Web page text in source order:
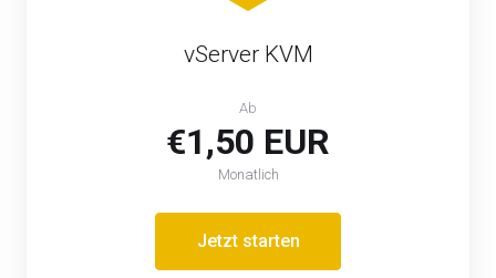
vServer KVM
Ab
€1,50 EUR
Monatlich
Jetzt starten